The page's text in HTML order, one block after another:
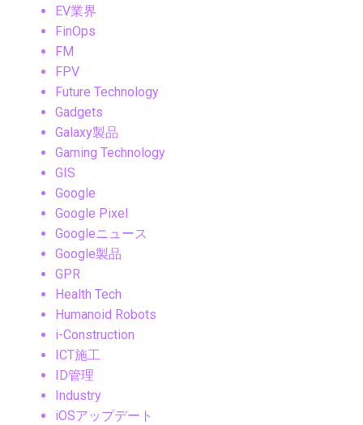
EV業界
FinOps
FM
FPV
Future Technology
Gadgets
Galaxy製品
Gaming Technology
GIS
Google
Google Pixel
Googleニュース
Google製品
GPR
Health Tech
Humanoid Robots
i-Construction
ICT施工
ID管理
Industry
iOSアップデート